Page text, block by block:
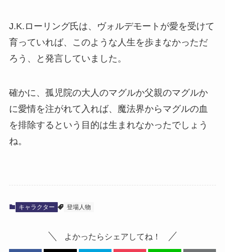
J.K.ローリング氏は、ヴォルデモートが愛を受けて
育っていれば、このような人生を歩まなかっただ
ろう、と発言していました。
確かに、孤児院の大人のマグルか父親のマグルか
に愛情を注がれて入れば、魔法界からマグルの血
を排除するという目的は生まれなかったでしょう
ね。
キャラクター 登場人物
よかったらシェアしてね！